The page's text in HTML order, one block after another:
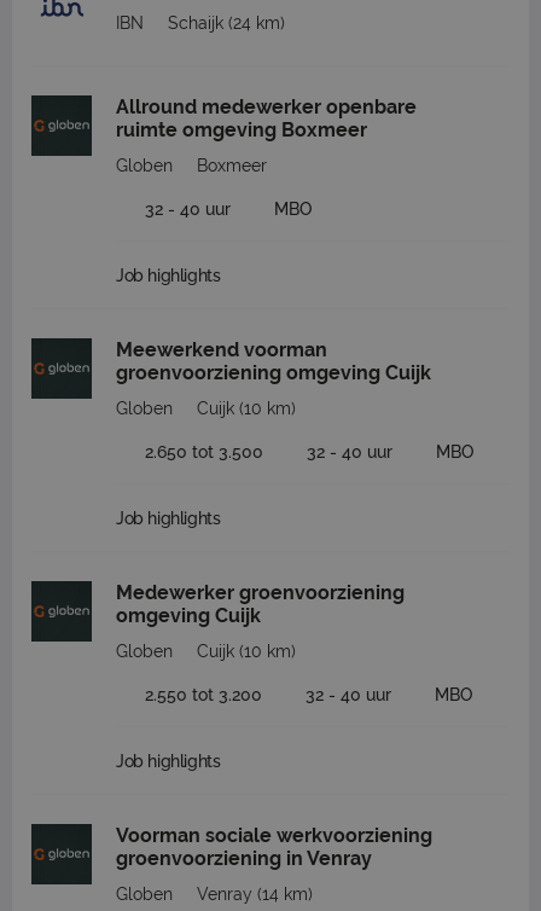
IBN Schaijk (24 km)
Allround medewerker openbare
ruimte omgeving Boxmeer
Globen Boxmeer
32 - 40 uur MBO
Job highlights
Meewerkend voorman
groenvoorziening omgeving Cuijk
Globen Cuijk (10 km)
2.650 tot 3.500 32 - 40 uur MBO
Job highlights
Medewerker groenvoorziening
omgeving Cuijk
Globen Cuijk (10 km)
2.550 tot 3.200 32 - 40 uur MBO
Job highlights
Voorman sociale werkvoorziening
groenvoorziening in Venray
Globen Venray (14 km)